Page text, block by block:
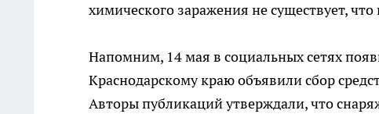
химического заражения не существует,
Напомним, 14 мая в социальных сетях
Краснодарскому краю объявили сбор
Авторы публикаций утверждали, что